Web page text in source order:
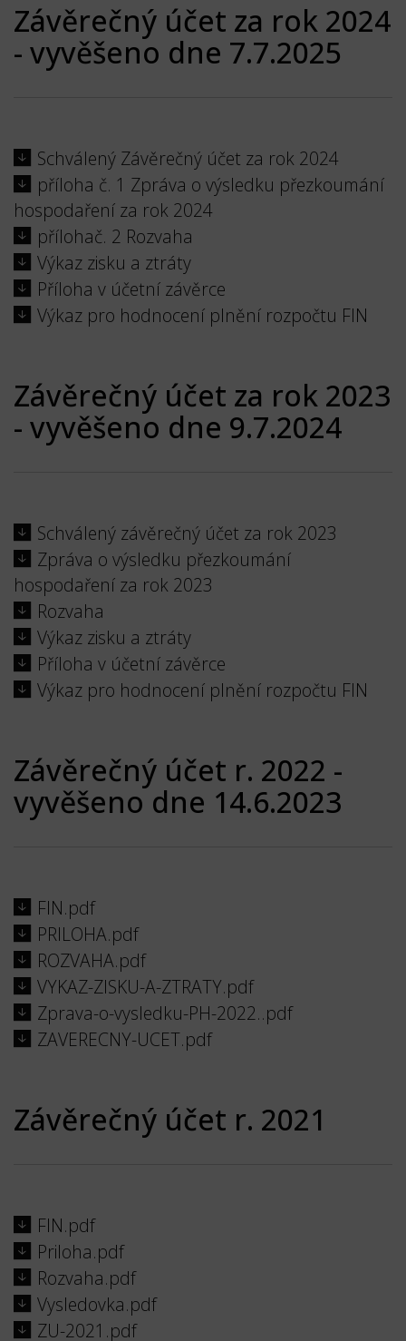
Závěrečný účet za rok 2024
- vyvěšeno dne 7.7.2025
Schválený Závěrečný účet za rok 2024
příloha č. 1 Zpráva o výsledku přezkoumání
hospodaření za rok 2024
přílohač. 2 Rozvaha
Výkaz zisku a ztráty
Příloha v účetní závěrce
Výkaz pro hodnocení plnění rozpočtu FIN
Závěrečný účet za rok 2023
- vyvěšeno dne 9.7.2024
Schválený závěrečný účet za rok 2023
Zpráva o výsledku přezkoumání
hospodaření za rok 2023
Rozvaha
Výkaz zisku a ztráty
Příloha v účetní závěrce
Výkaz pro hodnocení plnění rozpočtu FIN
Závěrečný účet r. 2022 -
vyvěšeno dne 14.6.2023
FIN.pdf
PRILOHA.pdf
ROZVAHA.pdf
VYKAZ-ZISKU-A-ZTRATY.pdf
Zprava-o-vysledku-PH-2022..pdf
ZAVERECNY-UCET.pdf
Závěrečný účet r. 2021
FIN.pdf
Priloha.pdf
Rozvaha.pdf
Vysledovka.pdf
ZU-2021.pdf